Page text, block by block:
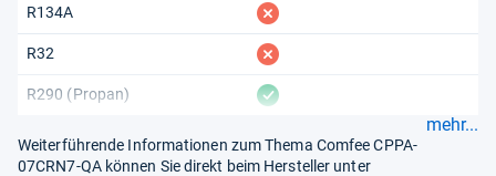
R134A fehlt
R32 fehlt
R290 (Propan) vorhanden
mehr...
Weiterführende Informationen zum Thema Comfee CPPA-
07CRN7-QA können Sie direkt beim Hersteller unter